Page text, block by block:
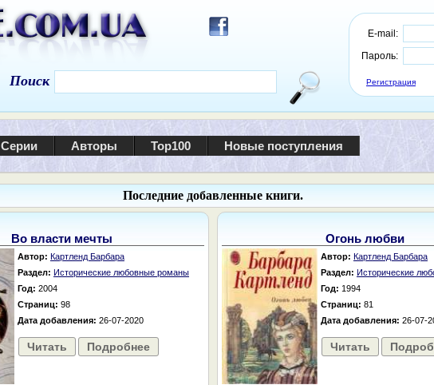
E-mail:
Пароль:
Регистрация
Поиск
Серии Авторы Top100 Новые поступления
Последние добавленные книги.
Во власти мечты
Автор: Картленд Барбара
Раздел: Исторические любовные романы
Год: 2004
Страниц: 98
Дата добавления: 26-07-2020
Читать Подробнее
Огонь любви
Автор: Картленд Барбара
Раздел: Исторические
Год: 1994
Страниц: 81
Дата добавления: 26-07-
Читать